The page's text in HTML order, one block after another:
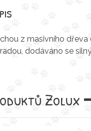
z masivního
dodáváno se
Zolux